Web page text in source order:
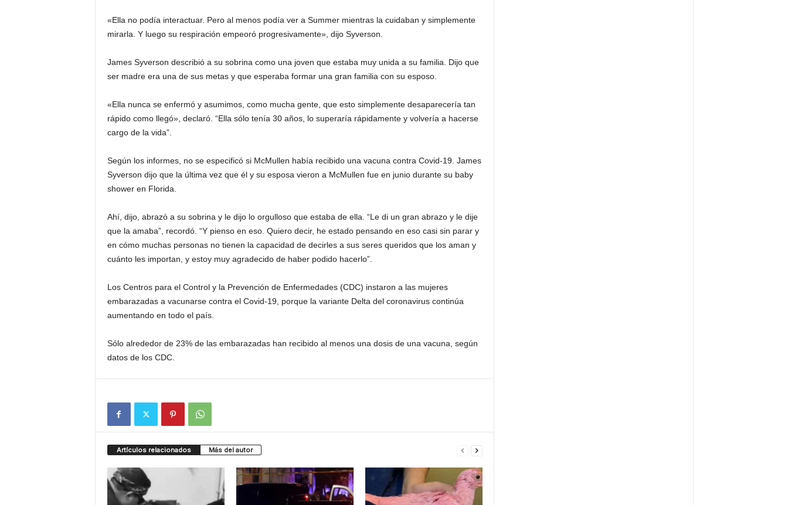
«Ella no podía interactuar. Pero al menos podía ver a Summer mientras la cuidaban y simplemente
mirarla. Y luego su respiración empeoró progresivamente», dijo Syverson.
James Syverson describió a su sobrina como una joven que estaba muy unida a su familia. Dijo que
ser madre era una de sus metas y que esperaba formar una gran familia con su esposo.
«Ella nunca se enfermó y asumimos, como mucha gente, que esto simplemente desaparecería tan
rápido como llegó», declaró. “Ella sólo tenía 30 años, lo superaría rápidamente y volvería a hacerse
cargo de la vida”.
Según los informes, no se especificó si McMullen había recibido una vacuna contra Covid-19. James
Syverson dijo que la última vez que él y su esposa vieron a McMullen fue en junio durante su baby
shower en Florida.
Ahí, dijo, abrazó a su sobrina y le dijo lo orgulloso que estaba de ella. “Le di un gran abrazo y le dije
que la amaba”, recordó. “Y pienso en eso. Quiero decir, he estado pensando en eso casi sin parar y
en cómo muchas personas no tienen la capacidad de decirles a sus seres queridos que los aman y
cuánto les importan, y estoy muy agradecido de haber podido hacerlo”.
Los Centros para el Control y la Prevención de Enfermedades (CDC) instaron a las mujeres
embarazadas a vacunarse contra el Covid-19, porque la variante Delta del coronavirus continúa
aumentando en todo el país.
Sólo alrededor de 23% de las embarazadas han recibido al menos una dosis de una vacuna, según
datos de los CDC.
Artículos relacionados Más del autor